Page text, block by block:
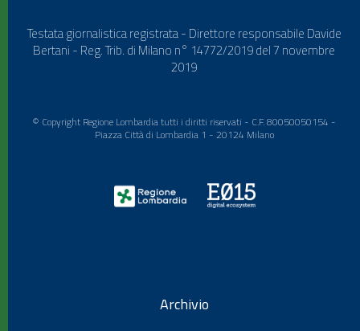
Testata giornalistica registrata - Direttore responsabile Davide
Bertani - Reg. Trib. di Milano n° 14772/2019 del 7 novembre
2019
© Copyright Regione Lombardia tutti i diritti riservati - C.F. 80050050154 -
Piazza Città di Lombardia 1 - 20124 Milano
Archivio